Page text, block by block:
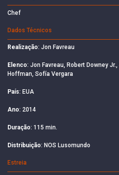
Chef
Dados Técnicos
Realização: Jon Favreau
Elenco: Jon Favreau, Robert Downey
Hoffman, Sofía Vergara
País: EUA
Ano: 2014
Duração: 115 min.
Distribuição: NOS Lusomundo
Estreia